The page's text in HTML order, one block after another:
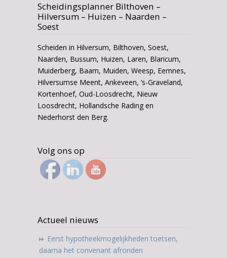
Scheidingsplanner Bilthoven –
Hilversum – Huizen – Naarden –
Soest
Scheiden in Hilversum, Bilthoven, Soest,
Naarden, Bussum, Huizen, Laren, Blaricum,
Muiderberg, Baarn, Muiden, Weesp, Eemnes,
Hilversumse Meent, Ankeveen, ‘s-Graveland,
Kortenhoef, Oud-Loosdrecht, Nieuw
Loosdrecht, Hollandsche Rading en
Nederhorst den Berg.
Volg ons op
Actueel nieuws
Eerst hypotheekmogelijkheden toetsen,
daarna het convenant afronden